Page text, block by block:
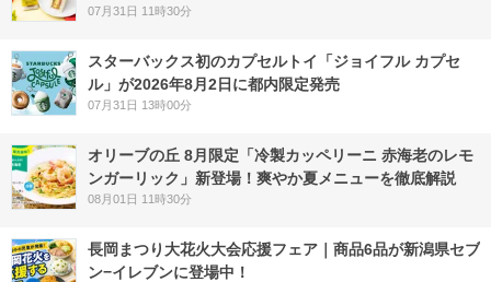
07月31日 11時30分
スターバックス初のカプセルトイ「ジョイフル カプセ
ル」が2026年8月2日に都内限定発売
07月31日 13時00分
オリーブの丘 8月限定「冷製カッペリーニ 赤海老のレモ
ンガーリック」新登場！爽やか夏メニューを徹底解説
08月01日 11時30分
長岡まつり大花火大会応援フェア｜商品6品が新潟県セブ
ン−イレブンに登場中！